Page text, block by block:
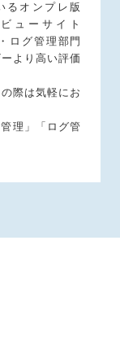
るオンプレ版
ューサイト
ログ管理部門
より高い評価
際は気軽にお
理」「ログ管